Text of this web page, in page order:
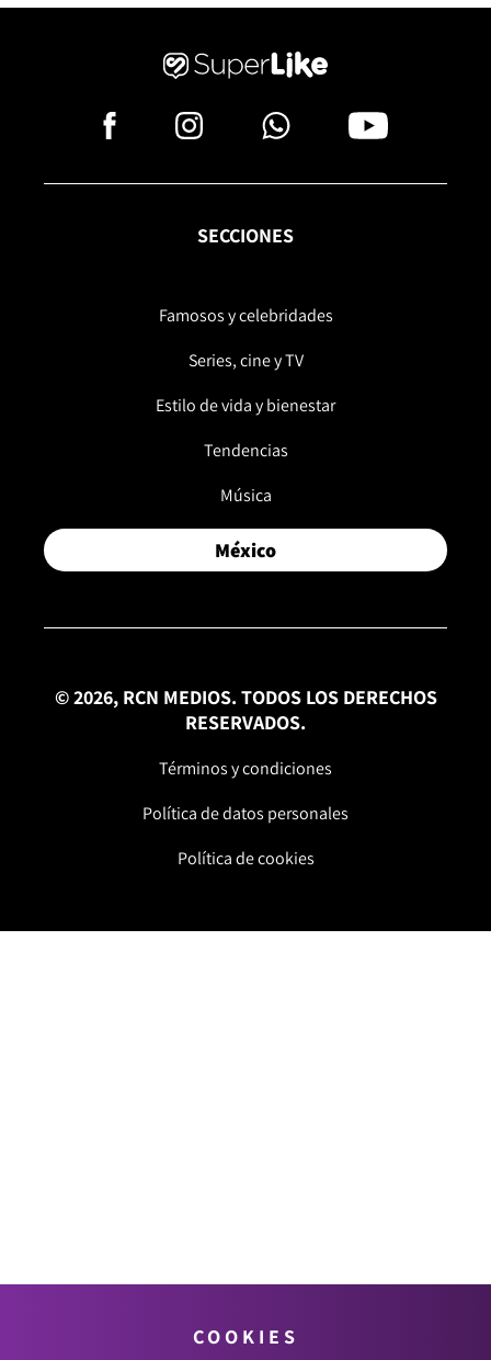
SECCIONES
Famosos y celebridades
Series, cine y TV
Estilo de vida y bienestar
Tendencias
Música
México
© 2026, RCN MEDIOS. TODOS LOS DERECHOS
RESERVADOS.
Términos y condiciones
Política de datos personales
Política de cookies
COOKIES